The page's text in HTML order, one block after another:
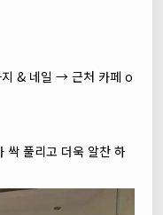
& 네일 → 근처 카페 o
싹 풀리고 더욱 알찬 하